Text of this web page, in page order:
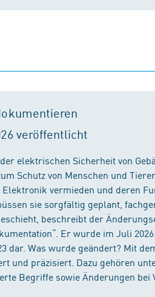
veröffentlicht
elektrischen Sicherheit von
Schutz von Menschen und
vermieden und deren
sie sorgfältig geplant,
beschreibt der
Er wurde im Juli
dar. Was wurde geändert? Mit
und präzisiert. Dazu gehören
Begriffe sowie Änderungen bei